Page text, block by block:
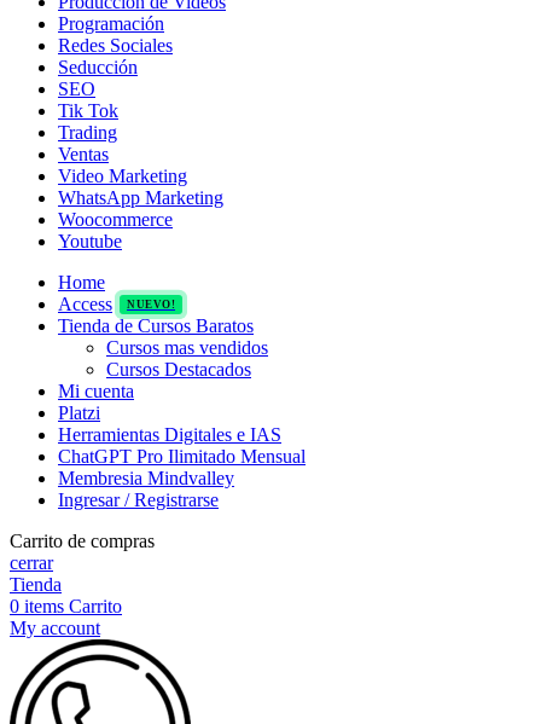
Programación
Redes Sociales
Seducción
SEO
Tik Tok
Trading
Ventas
Video Marketing
WhatsApp Marketing
Woocommerce
Youtube
Home
Access
NUEVO!
Tienda de Cursos Baratos
Cursos mas vendidos
Cursos Destacados
Mi cuenta
Platzi
Herramientas Digitales e IAS
ChatGPT Pro Ilimitado Mensual
Membresia Mindvalley
Ingresar / Registrarse
Carrito de compras
cerrar
Tienda
0 items Carrito
My account